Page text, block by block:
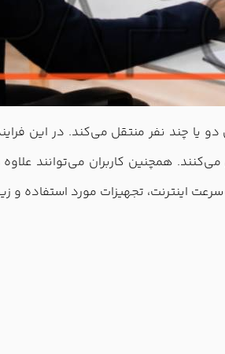
یا چند نفر منتقل می‌کند. در این
همچنین کاربران می‌توانند
سرعت اینترنت، تجهیزات مورد